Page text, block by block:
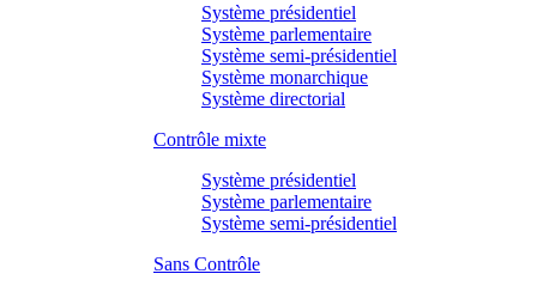
Système présidentiel
Système parlementaire
Système semi-présidentiel
Système monarchique
Système directorial
Contrôle mixte
Système présidentiel
Système parlementaire
Système semi-présidentiel
Sans Contrôle